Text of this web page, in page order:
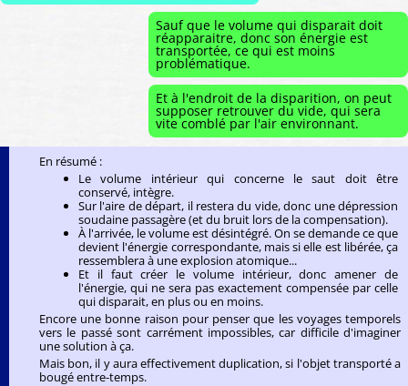
Sauf que le volume qui disparait doit
réapparaitre, donc son énergie est
transportée, ce qui est moins
problématique.
Et à l'endroit de la disparition, on peut
supposer retrouver du vide, qui sera
vite comblé par l'air environnant.
En résumé :
Le volume intérieur qui concerne le saut doit être
conservé, intègre.
Sur l'aire de départ, il restera du vide, donc une dépression
soudaine passagère (et du bruit lors de la compensation).
À l'arrivée, le volume est désintégré. On se demande ce que
devient l'énergie correspondante, mais si elle est libérée, ça
ressemblera à une explosion atomique...
Et il faut créer le volume intérieur, donc amener de
l'énergie, qui ne sera pas exactement compensée par celle
qui disparait, en plus ou en moins.
Encore une bonne raison pour penser que les voyages temporels
vers le passé sont carrément impossibles, car difficile d'imaginer
une solution à ça.
Mais bon, il y aura effectivement duplication, si l'objet transporté a
bougé entre-temps.